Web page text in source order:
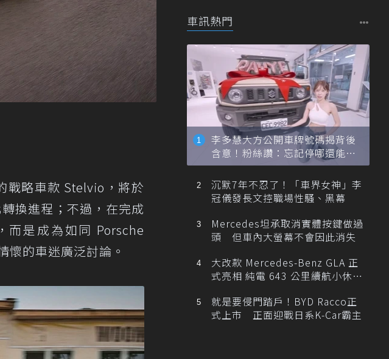
戰略車款 Stelvio，將於
換進程；不過，在完成
而是成為如同 Porsche
懷的車迷廣泛討論。
車訊熱門
李多慧大方公開車牌號碼揭背後
含意！粉絲讚：忘記停哪還能幫
忙找車
沉默7年不忍了！「車界女神」李
冠儀發長文控職場性騷、黑幕
Mercedes坦承取消實體按鍵做過
頭 但車內大螢幕不會因此消失
大改款 Mercedes-Benz GLA 正
式亮相 純電 643 公里續航小休
就是要侵門踏戶！BYD Racco正
式上市 正面迎戰日系K-Car霸主